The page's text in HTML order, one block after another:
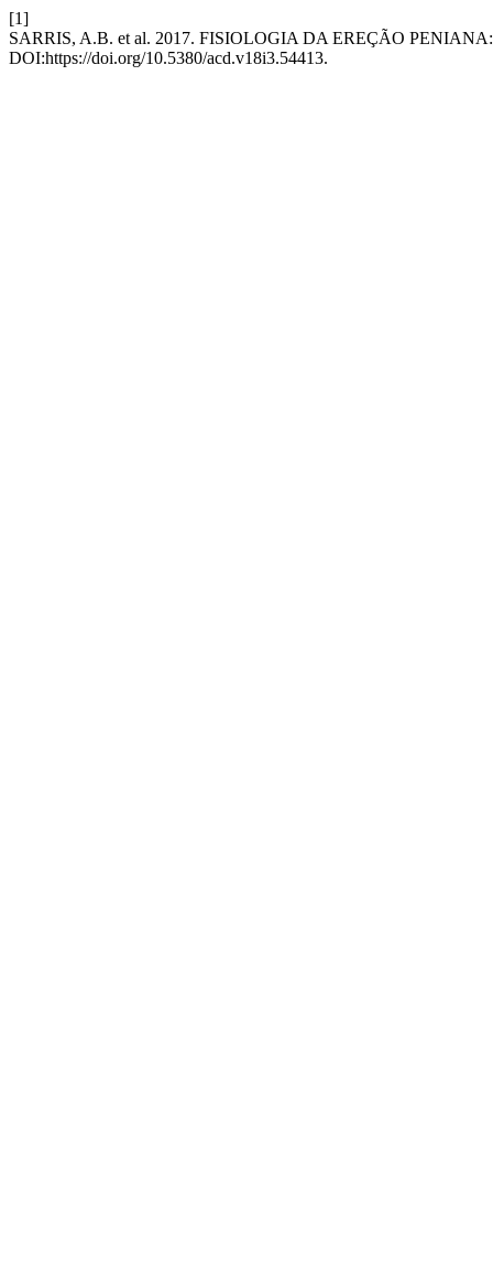
[1]
SARRIS, A.B. et al. 2017. FISIOLOGIA DA EREÇÃO
DOI:https://doi.org/10.5380/acd.v18i3.54413.